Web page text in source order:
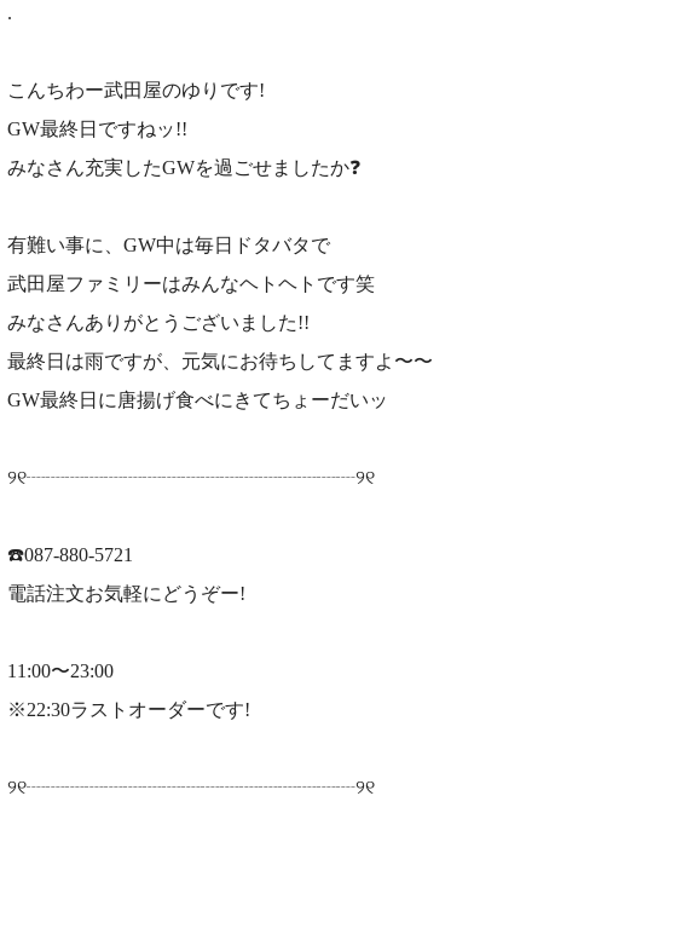
.
こんちわー武田屋のゆりです!
GW最終日ですねッ!!
みなさん充実したGWを過ごせましたか❓
有難い事に、GW中は毎日ドタバタで
武田屋ファミリーはみんなヘトヘトです笑
みなさんありがとうございました!!
最終日は雨ですが、元気にお待ちしてますよ〜〜
GW最終日に唐揚げ食べにきてちょーだいッ
୨୧┈┈┈┈┈┈┈┈┈┈┈┈┈┈┈┈┈୨୧
☎️087-880-5721
電話注文お気軽にどうぞー!
11:00〜23:00
※22:30ラストオーダーです!
୨୧┈┈┈┈┈┈┈┈┈┈┈┈┈┈┈┈┈୨୧